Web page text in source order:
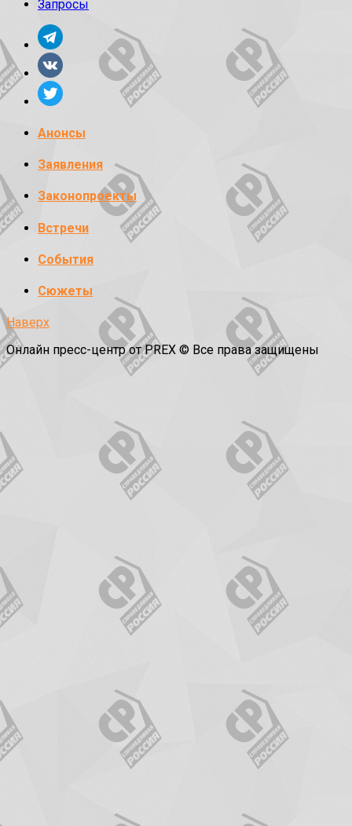
Запросы
Анонсы
Заявления
Законопроекты
Встречи
События
Сюжеты
Наверх
Онлайн пресс-центр от PREX © Все права защищены